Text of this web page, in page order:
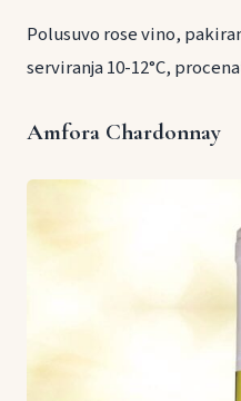
Polusuvo rose vino,
serviranja 10-12°C,
Amfora Chardonnay